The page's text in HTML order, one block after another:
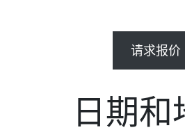
请求报价
日期和